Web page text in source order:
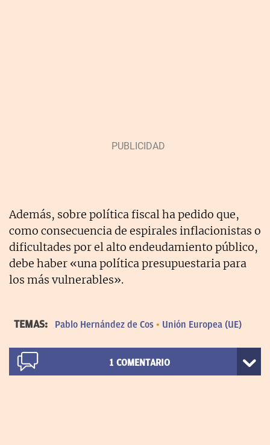
Además, sobre política fiscal ha pedido que,
como consecuencia de espirales inflacionistas o
dificultades por el alto endeudamiento público,
debe haber «una política presupuestaria para
los más vulnerables».
TEMAS: Pablo Hernández de Cos Unión Europea (UE)
1 COMENTARIO